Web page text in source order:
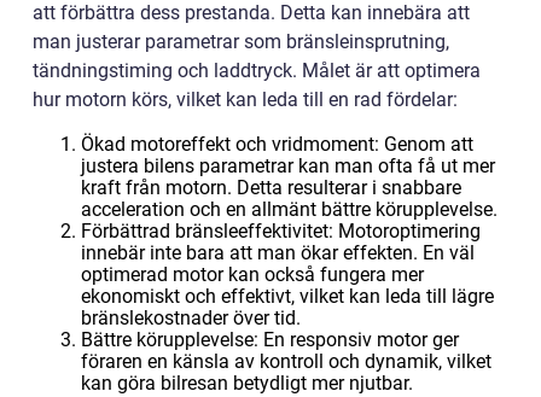
att förbättra dess prestanda. Detta kan innebära att
man justerar parametrar som bränsleinsprutning,
tändningstiming och laddtryck. Målet är att optimera
hur motorn körs, vilket kan leda till en rad fördelar:
Ökad motoreffekt och vridmoment: Genom att
justera bilens parametrar kan man ofta få ut mer
kraft från motorn. Detta resulterar i snabbare
acceleration och en allmänt bättre körupplevelse.
Förbättrad bränsleeffektivitet: Motoroptimering
innebär inte bara att man ökar effekten. En väl
optimerad motor kan också fungera mer
ekonomiskt och effektivt, vilket kan leda till lägre
bränslekostnader över tid.
Bättre körupplevelse: En responsiv motor ger
föraren en känsla av kontroll och dynamik, vilket
kan göra bilresan betydligt mer njutbar.